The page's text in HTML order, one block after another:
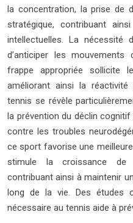
la concentration, la prise de
stratégique, contribuant
intellectuelles. La nécessité
d’anticiper les
frappe appropriée sollicite
améliorant ainsi la
tennis se révèle
la prévention du déclin
contre les troubles
ce sport favorise une
stimule la croissance de
contribuant ainsi à maintenir
long de la vie. Des études
nécessaire au tennis aide à